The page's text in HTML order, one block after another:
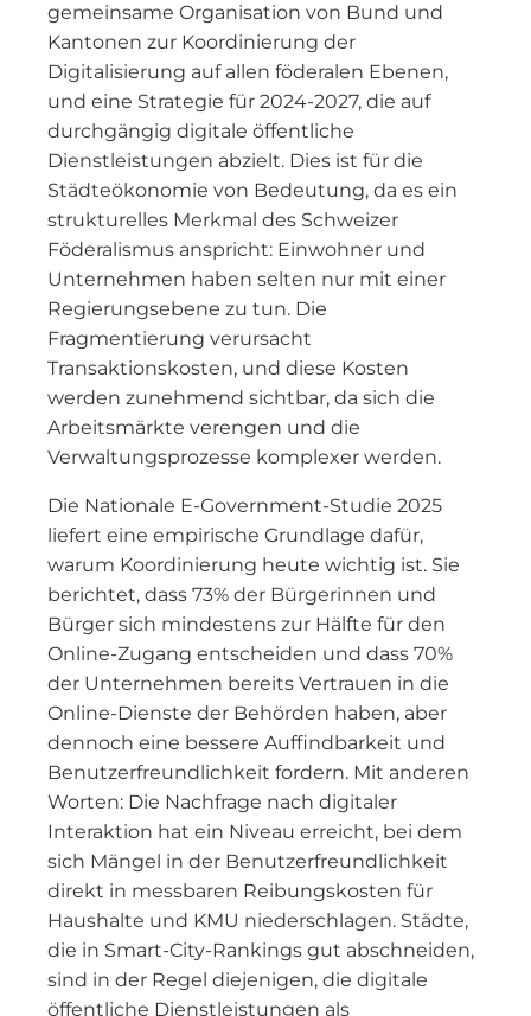
gemeinsame Organisation von Bund und
Kantonen zur Koordinierung der
Digitalisierung auf allen föderalen Ebenen,
und eine Strategie für 2024-2027, die auf
durchgängig digitale öffentliche
Dienstleistungen abzielt. Dies ist für die
Städteökonomie von Bedeutung, da es ein
strukturelles Merkmal des Schweizer
Föderalismus anspricht: Einwohner und
Unternehmen haben selten nur mit einer
Regierungsebene zu tun. Die
Fragmentierung verursacht
Transaktionskosten, und diese Kosten
werden zunehmend sichtbar, da sich die
Arbeitsmärkte verengen und die
Verwaltungsprozesse komplexer werden.
Die Nationale E-Government-Studie 2025
liefert eine empirische Grundlage dafür,
warum Koordinierung heute wichtig ist. Sie
berichtet, dass 73% der Bürgerinnen und
Bürger sich mindestens zur Hälfte für den
Online-Zugang entscheiden und dass 70%
der Unternehmen bereits Vertrauen in die
Online-Dienste der Behörden haben, aber
dennoch eine bessere Auffindbarkeit und
Benutzerfreundlichkeit fordern. Mit anderen
Worten: Die Nachfrage nach digitaler
Interaktion hat ein Niveau erreicht, bei dem
sich Mängel in der Benutzerfreundlichkeit
direkt in messbaren Reibungskosten für
Haushalte und KMU niederschlagen. Städte,
die in Smart-City-Rankings gut abschneiden,
sind in der Regel diejenigen, die digitale
öffentliche Dienstleistungen als